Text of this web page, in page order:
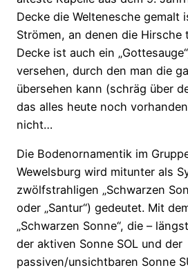
Decke die Weltenesche gemalt
Strömen, an denen die Hirsche
Decke ist auch ein
versehen, durch den man die
übersehen kann (schräg über
das alles heute noch
nicht…
Die Bodenornamentik im
Wewelsburg wird mitunter als
zwölfstrahligen „Schwarzen
oder „Santur“) gedeutet. Mit
„Schwarzen Sonne“, die –
der aktiven Sonne SOL und der
passiven/unsichtbaren Sonne